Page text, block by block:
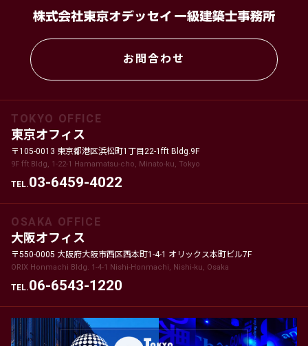
お問合わせ
TOKYO OFFICE
東京オフィス
〒105-0013 東京都港区浜松町1丁目22-1fft Bldg.9F
9F fft Bldg, 1-22-1 Hamamatsu-cho, Minato-ku, Tokyo
TEL.03-6459-4022
OSAKA OFFICE
大阪オフィス
〒550-0005 大阪府大阪市西区西本町1-4-1 オリックス本町ビル7F
ORIX Honmachi Bldg. 1-4-1 Nishi-Honmachi, Nishi-ku, Osaka
TEL.06-6543-1220